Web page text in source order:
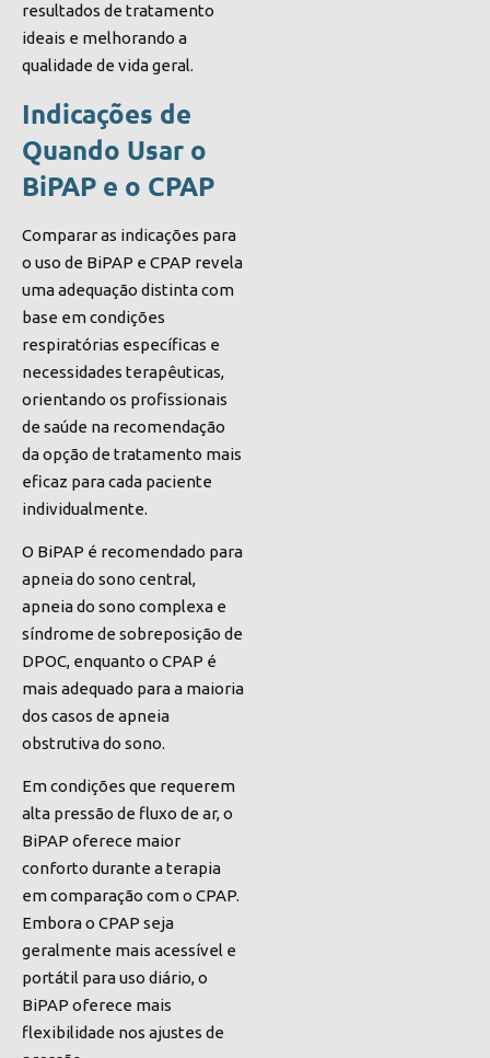
resultados de tratamento
ideais e melhorando a
qualidade de vida geral.
Indicações de
Quando Usar o
BiPAP e o CPAP
Comparar as indicações para
o uso de BiPAP e CPAP revela
uma adequação distinta com
base em condições
respiratórias específicas e
necessidades terapêuticas,
orientando os profissionais
de saúde na recomendação
da opção de tratamento mais
eficaz para cada paciente
individualmente.
O BiPAP é recomendado para
apneia do sono central,
apneia do sono complexa e
síndrome de sobreposição de
DPOC, enquanto o CPAP é
mais adequado para a maioria
dos casos de apneia
obstrutiva do sono.
Em condições que requerem
alta pressão de fluxo de ar, o
BiPAP oferece maior
conforto durante a terapia
em comparação com o CPAP.
Embora o CPAP seja
geralmente mais acessível e
portátil para uso diário, o
BiPAP oferece mais
flexibilidade nos ajustes de